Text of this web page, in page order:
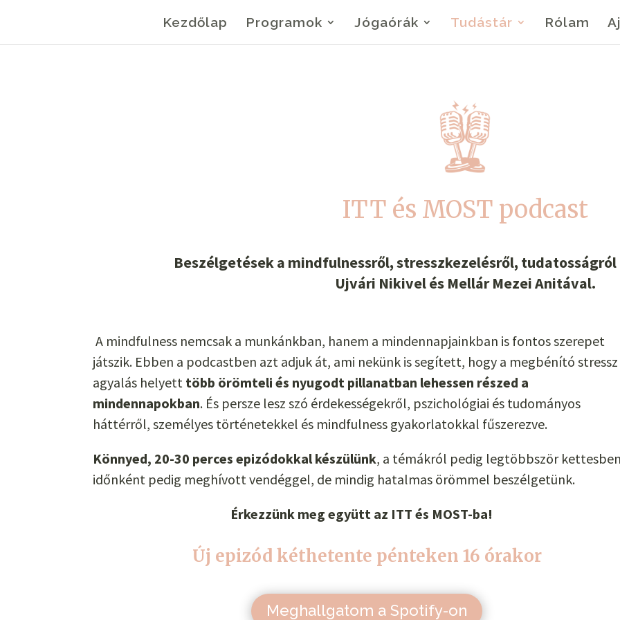
Kezdőlap Programok Jógaórák Tudástár Rólam
ITT és MOST podcast
Beszélgetések a mindfulnessről, stresszkezelésről,
Ujvári Nikivel és Mellár Mezei Anitával.
A mindfulness nemcsak a munkánkban, hanem a mindennapjainkban is fontos szerepet
játszik. Ebben a podcastben azt adjuk át, ami nekünk is segített, hogy a megbénító stressz
agyalás helyett több örömteli és nyugodt pillanatban lehessen részed a
mindennapokban. És persze lesz szó érdekességekről, pszichológiai és tudományos
háttérről, személyes történetekkel és mindfulness gyakorlatokkal fűszerezve.
Könnyed, 20-30 perces epizódokkal készülünk, a témákról pedig legtöbbször
időnként pedig meghívott vendéggel, de mindig hatalmas örömmel beszélgetünk.
Érkezzünk meg együtt az ITT és MOST-ba!
Új epizód kéthetente pénteken 16 órakor
Meghallgatom a Spotify-on